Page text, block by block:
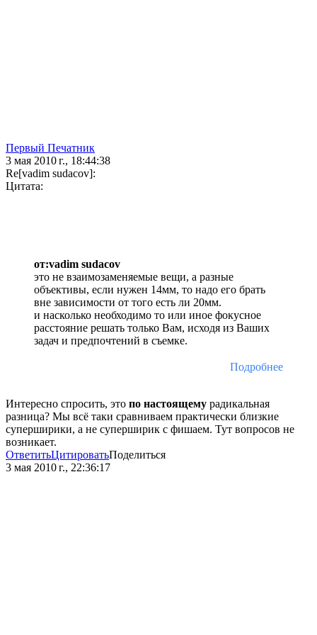
Первый Печатник
3 мая 2010 г., 18:44:38
Re[vadim sudacov]:
Цитата:
от:vadim sudacov
это не взаимозаменяемые вещи, а разные
объективы, если нужен 14мм, то надо его брать
вне зависимости от того есть ли 20мм.
и насколько необходимо то или иное фокусное
расстояние решать только Вам, исходя из Ваших
задач и предпочтений в съемке.
Подробнее
Интересно спросить, это по настоящему радикальная
разница? Мы всё таки сравниваем практически близкие
суперширики, а не суперширик с фишаем. Тут вопросов не
возникает.
ОтветитьЦитироватьПоделиться
3 мая 2010 г., 22:36:17